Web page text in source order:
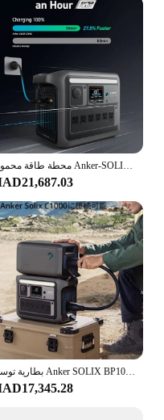
محطة طاقة محمولة Anker-SOLIX C1000 ، مولد طاقة شمسية ، شحن كامل في 58 دقيقة
بطارية توسيع Anker SOLIX BP1000 ، بطاريات LiFePO4 ، عمر 10 سنوات ، بطارية إضافية 1056Wh ، 1056Wh